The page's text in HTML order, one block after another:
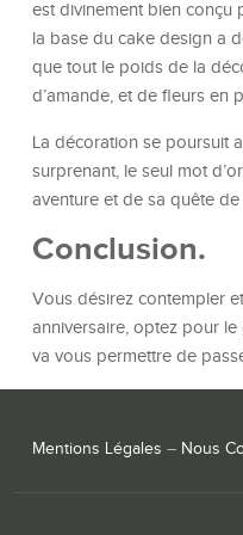
est divinement bien conçu
la base du cake design a
que tout le poids de la
d’amande, et de fleurs en
La décoration se poursuit
surprenant, le seul mot
aventure et de sa quête
Conclusion.
Vous désirez contempler
anniversaire, optez pour
va vous permettre de
Mentions Légales – Nous